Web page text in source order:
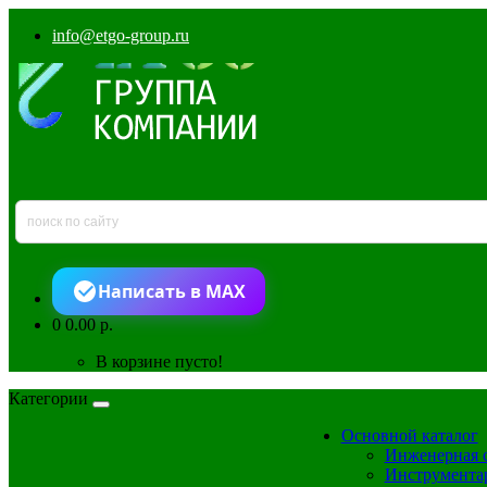
info@etgo-group.ru
Написать в MAX
00.00 р.
В корзине пусто!
Категории
Основной каталог
Инженерная